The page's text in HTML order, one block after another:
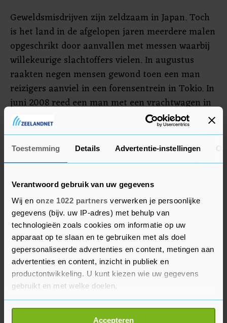
Toestemming Details Advertentie-instellingen
Verantwoord gebruik van uw gegevens
Wij en onze 1022 partners verwerken je persoonlijke
gegevens (bijv. uw IP-adres) met behulp van
technologieën zoals cookies om informatie op uw
apparaat op te slaan en te gebruiken met als doel
gepersonaliseerde advertenties en content, metingen aan
advertenties en content, inzicht in publiek en
productontwikkeling. U kunt kiezen wie uw gegevens
gebruikt en met welke doelen.
Als u het toestaat, willen we ook graag:
Accepteren
Geweldsmisdrijven zijn zeldzaam in Japan. Toch
is het land in de afgelopen jaren meerdere malen
opgeschrikt door aanvallen met messen waarbij
willekeurige slachtoffers vielen. In augustus
raakten negen mensen gewond toen een man
reizigers aanviel in een forensentrein in Tokio. In
juni 2008 reed een man met een vrachtwagen in
op een menigte in Tokio, sprong uit het voertuig
en begon op voetgangers in te steken. Daarbij
vielen zeven doden.